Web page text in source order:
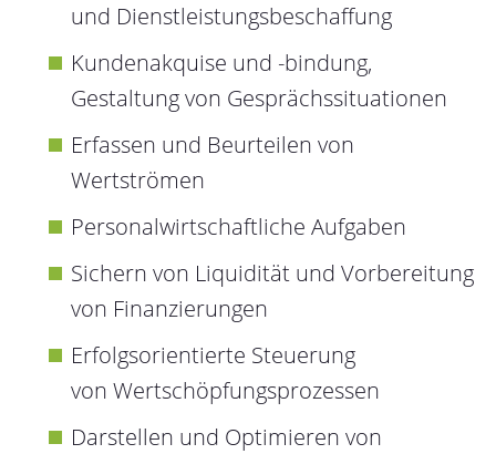
und Dienstleistungsbeschaffung
Kundenakquise und -bindung,
Gestaltung von Gesprächssituationen
Erfassen und Beurteilen von
Wertströmen
Personalwirtschaftliche Aufgaben
Sichern von Liquidität und Vorbereitung
von Finanzierungen
Erfolgsorientierte Steuerung
von Wertschöpfungsprozessen
Darstellen und Optimieren von